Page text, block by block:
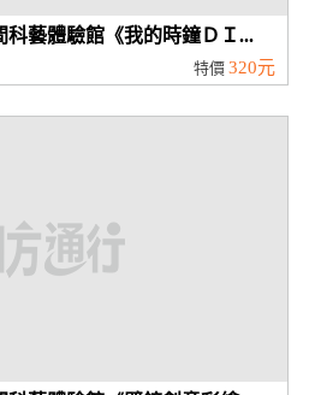
科藝體驗館《我的時鐘ＤＩ...
特價 320元